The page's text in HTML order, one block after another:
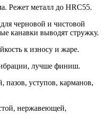
Режет металл до HRC55.
черновой и чистовой
канавки выводят стружку.
к износу и жаре.
лучше финиш.
пазов, уступов, карманов,
нержавеющей,